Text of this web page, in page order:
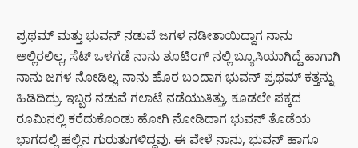
ಪ್ರಥಮ್ ಮತ್ತು ಭುವನ್ ನಡುವೆ ಜಗಳ ನಡೀತಾಯಿದ್ದಾಗ ನಾನು
ಅಲ್ಲಿರಲಿಲ್ಲ, ಸೆಟ್ ಒಳಗಡೆ ನಾನು ಶೂಟಿಂಗ್ ನಲ್ಲಿ ಬ್ಯೂಸಿಯಾಗಿದ್ದೆ ಹಾಗಾಗಿ
ನಾನು ಜಗಳ ನೋಡಿಲ್ಲ. ನಾನು ಹೊರ ಬಂದಾಗ ಭುವನ್ ಪ್ರಥಮ್ ಕತ್ತನ್ನು
ಹಿಡಿದಿದ್ರು. ಇಬ್ಬರ ನಡುವೆ ಗಲಾಟೆ ನಡೆಯುತಿತ್ತು, ಕೂಡಲೇ ಪಕ್ಕದ
ರೂಮಿನಲ್ಲಿ ಕರೆದುಕೊಂಡು ಹೋಗಿ ನೋಡಿದಾಗ ಭುವನ್ ತೊಡೆಯ
ಭಾಗದಲ್ಲಿ ಹಲ್ಲಿನ ಗುರುತುಗಳಿದ್ದವು. ಈ ವೇಳೆ ನಾನು, ಭುವನ್ ಹಾಗೂ